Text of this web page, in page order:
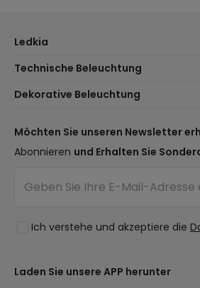
Ledkia
Kundenservice
Versandmethoden
Sind Sie ein Profi?
Ethikkonzept
Anmelden
Technische Beleuchtung
Marken
Beleuchtung für Unternehmen
Dekorative Beleuchtung
Trends
Premium-Dekor-Marken
Räume
Kollektionen
Möchten Sie unseren Newsletter
Abonnieren und Erhalten Sie
Ich verstehe und akzeptiere die
Laden Sie unsere APP herunter